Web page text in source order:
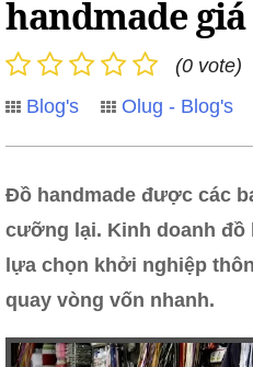
handmade
(0 vote)
Blog's
Olug - Blog's
Đồ handmade được các
cưỡng lại. Kinh doanh đồ
lựa chọn khởi nghiệp
quay vòng vốn nhanh.